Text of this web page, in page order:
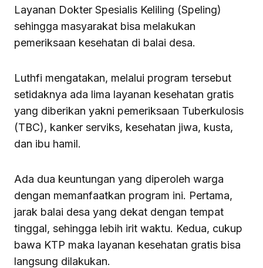
Layanan Dokter Spesialis Keliling (Speling)
sehingga masyarakat bisa melakukan
pemeriksaan kesehatan di balai desa.
Luthfi mengatakan, melalui program tersebut
setidaknya ada lima layanan kesehatan gratis
yang diberikan yakni pemeriksaan Tuberkulosis
(TBC), kanker serviks, kesehatan jiwa, kusta,
dan ibu hamil.
Ada dua keuntungan yang diperoleh warga
dengan memanfaatkan program ini. Pertama,
jarak balai desa yang dekat dengan tempat
tinggal, sehingga lebih irit waktu. Kedua, cukup
bawa KTP maka layanan kesehatan gratis bisa
langsung dilakukan.